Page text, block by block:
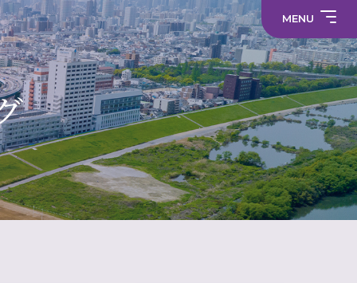
MENU
せ
採
用
情
報
務
職
採
用
情
報
サ
イ
ト
マ
ッ
プ
プ
ラ
イ
バ
シ
ー
ポ
リ
シ
ー
部
活
動
に
係
る
活
動
方
（高
校）
部
活
動
の
在
り
方
に
関
す
る
活
動
方
針
務
情
報
学
校
評
価
中学校
制服
メディア
常翔メタ